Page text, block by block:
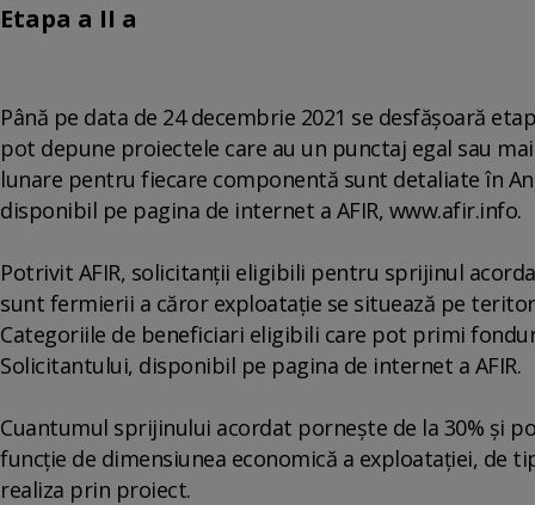
Etapa a II a
Până pe data de 24 decembrie 2021 se desfăşoară
pot depune proiectele care au un punctaj egal sau
lunare pentru fiecare componentă sunt detaliate în
disponibil pe pagina de internet a AFIR, www.afir.info.
Potrivit AFIR, solicitanţii eligibili pentru sprijinul
sunt fermierii a căror exploataţie se situează pe
Categoriile de beneficiari eligibili care pot primi
Solicitantului, disponibil pe pagina de internet a AFIR.
Cuantumul sprijinului acordat porneşte de la 30% şi
funcţie de dimensiunea economică a exploataţiei, de
realiza prin proiect.